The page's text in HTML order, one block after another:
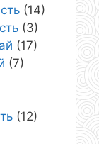
(14)
(3)
(17)
(7)
(12)